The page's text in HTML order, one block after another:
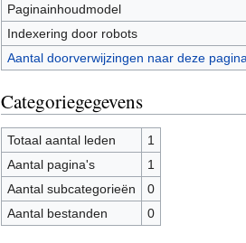
Paginainhoudmodel
Indexering door robots
Aantal doorverwijzingen naar deze
Categoriegegevens
Totaal aantal leden
1
Aantal pagina's
1
Aantal subcategorieën
0
Aantal bestanden
0